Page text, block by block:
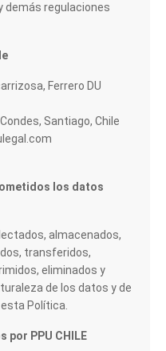
demás regulaciones
Ferrero DU
Santiago, Chile
los datos
almacenados,
transferidos,
eliminados y
de los datos y de
Política.
por PPU CHILE